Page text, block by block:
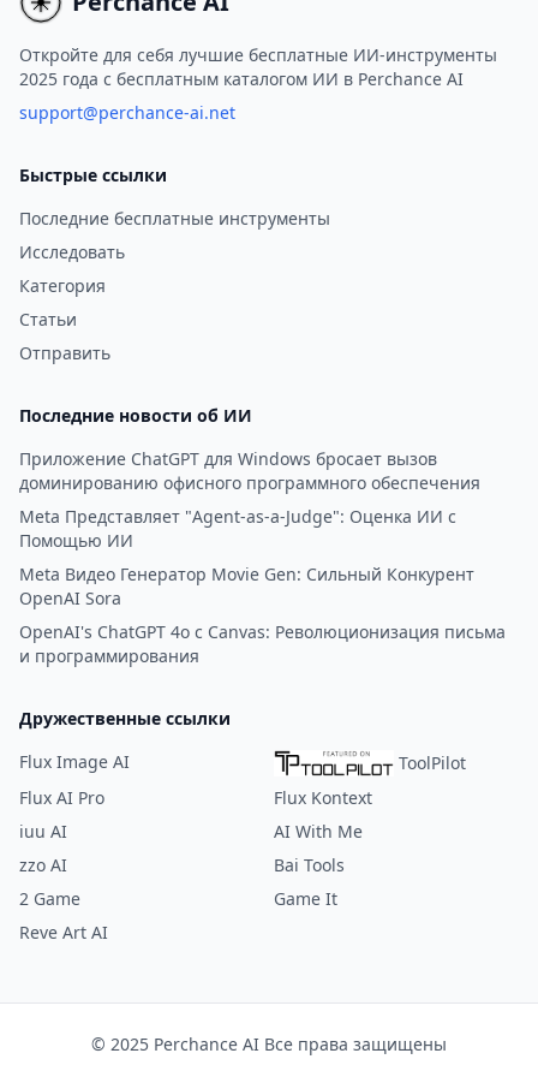
впечатления в режиме
реального времени.
Откройте для себя лучшие бесплатные ИИ-инструменты
2025 года с бесплатным каталогом ИИ в Perchance AI
support@perchance-ai.net
Быстрые ссылки
Последние бесплатные инструменты
Исследовать
Категория
Статьи
Отправить
Последние новости об ИИ
Приложение ChatGPT для Windows бросает вызов
доминированию офисного программного обеспечения
Meta Представляет "Agent-as-a-Judge": Оценка ИИ с
Помощью ИИ
Meta Видео Генератор Movie Gen: Сильный Конкурент
OpenAI Sora
OpenAI's ChatGPT 4o с Canvas: Революционизация письма
и программирования
Дружественные ссылки
Flux Image AI
ToolPilot
Flux AI Pro
Flux Kontext
iuu AI
AI With Me
zzo AI
Bai Tools
2 Game
Game It
Reve Art AI
© 2025 Perchance AI Все права защищены